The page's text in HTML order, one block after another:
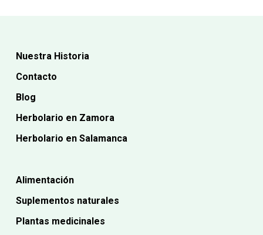
Nuestra Historia
Contacto
Blog
Herbolario en Zamora
Herbolario en Salamanca
Alimentación
Suplementos naturales
Plantas medicinales